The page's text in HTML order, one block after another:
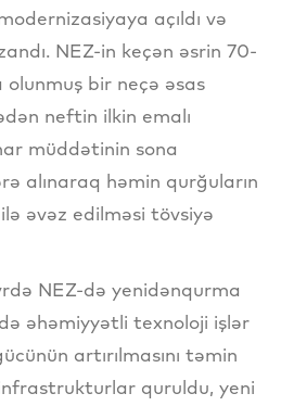
açıldı və
NEZ-in keçən əsrin 70-
olunmuş bir neçə əsas
neftin ilkin emalı
müddətinin sona
alınaraq həmin qurğuların
əvəz edilməsi tövsiyə
NEZ-də yenidənqurma
əhəmiyyətli texnoloji işlər
artırılmasını təmin
infrastrukturlar quruldu, yeni